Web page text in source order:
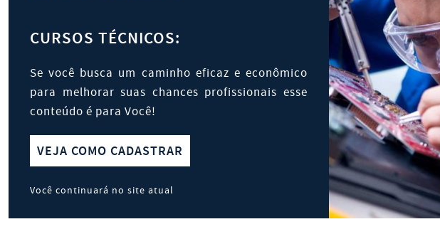
CURSOS TÉCNICOS:
Se você busca um caminho eficaz e econômico
para melhorar suas chances profissionais esse
conteúdo é para Você!
VEJA COMO CADASTRAR
Você continuará no site atual